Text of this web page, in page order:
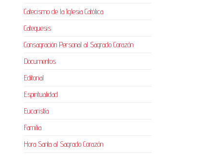
Catecismo de la Iglesia Católica
Catequesis
Consagración Personal al Sagrado Corazón
Documentos
Editorial
Espiritualidad
Eucaristía
Familia
Hora Santa al Sagrado Corazón